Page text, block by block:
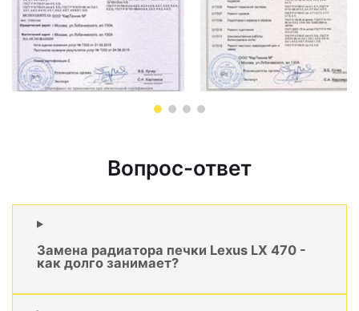
Вопрос-ответ
Замена радиатора печки Lexus LX 470 -
как долго занимает?